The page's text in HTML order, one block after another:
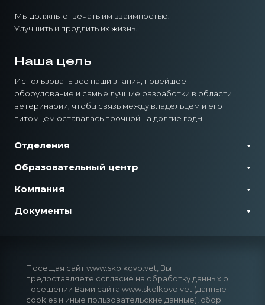
Мы должны отвечать им взаимностью.
Улучшить и продлить их жизнь.
Наша цель
Использовать все наши знания, новейшее
оборудование и самые лучшие разработки в области
ветеринарии, чтобы связь между владельцем и его
питомцем оставалась прочной на долгие годы!
Отделения
Образовательный центр
Компания
Документы
Посещая сайт www.skolkovo.vet, Вы
предоставляете согласие на обработку данных о
посещении Вами сайта www.skolkovo.vet (данные
cookies и иные пользовательские данные), сбор